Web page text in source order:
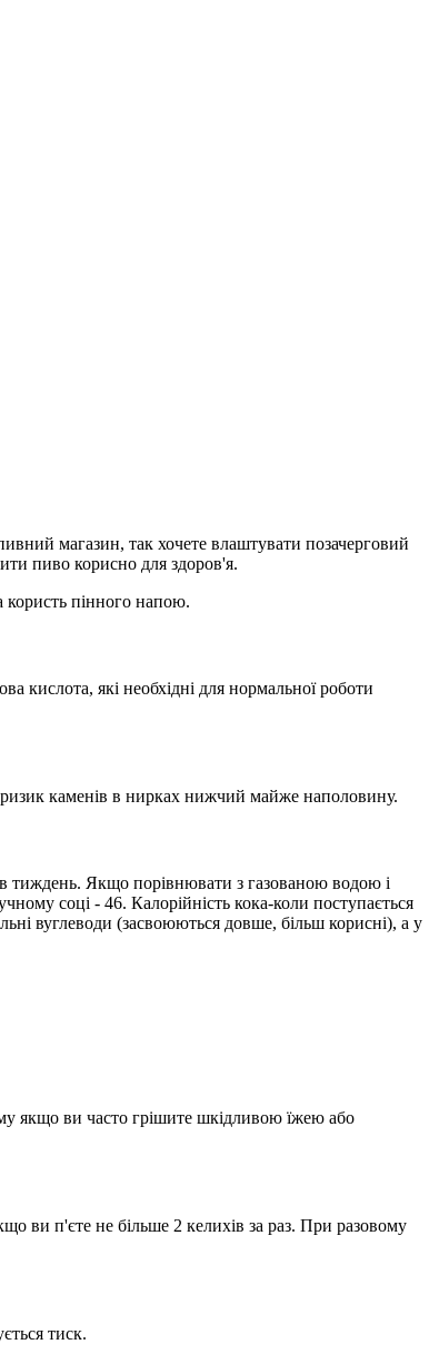
магазин, так хочете влаштувати позачерговий
пиво корисно для здоров'я.
користь пінного напою.
кислота, які необхідні для нормальної роботи
каменів в нирках нижчий майже наполовину.
тиждень. Якщо порівнювати з газованою водою і
соці - 46. Калорійність кока-коли поступається
вуглеводи (засвоюються довше, більш корисні), а у
якщо ви часто грішите шкідливою їжею або
ви п'єте не більше 2 келихів за раз. При разовому
тиск.